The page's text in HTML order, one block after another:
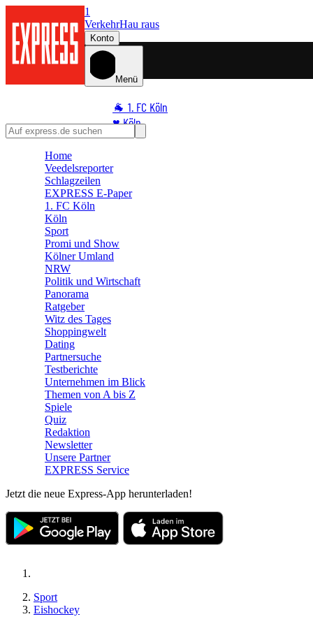
1
VerkehrHau raus
Konto
Menü
🐐 1. FC Köln
♥️ Köln
⭐ Promi
🧩 Spiele
Home
Veedelsreporter
Schlagzeilen
EXPRESS E-Paper
1. FC Köln
Köln
Sport
Promi und Show
Kölner Umland
NRW
Politik und Wirtschaft
Panorama
Ratgeber
Witz des Tages
Shoppingwelt
Dating
Partnersuche
Testberichte
Unternehmen im Blick
Themen von A bis Z
Spiele
Quiz
Redaktion
Newsletter
Unsere Partner
EXPRESS Service
Jetzt die neue Express-App herunterladen!
Sport
Eishockey